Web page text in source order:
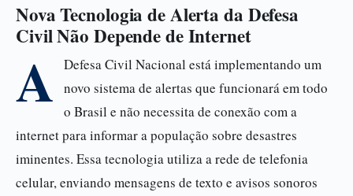
Nova Tecnologia de Alerta da Defesa
Civil Não Depende de Internet
A
Defesa Civil Nacional está implementando um
novo sistema de alertas que funcionará em todo
o Brasil e não necessita de conexão com a
internet para informar a população sobre desastres
iminentes. Essa tecnologia utiliza a rede de telefonia
celular, enviando mensagens de texto e avisos sonoros